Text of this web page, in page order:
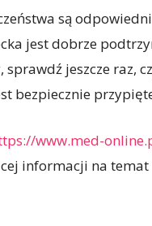
są
jest dobrze
jeszcze raz,
bezpiecznie
www.med-
informacji na temat